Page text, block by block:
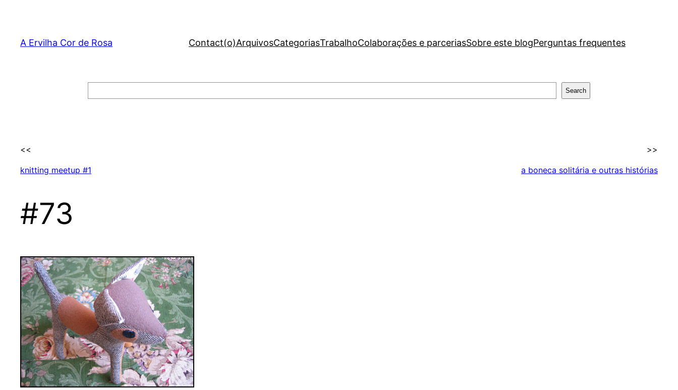
content
A Ervilha Cor de Rosa Contact(o)ArquivosCategoriasTrabalhoColaborações e parceriasSobre este blogPerguntas frequentes
Search
<<
knitting meetup #1
>>
a boneca solitária e outras histórias
#73